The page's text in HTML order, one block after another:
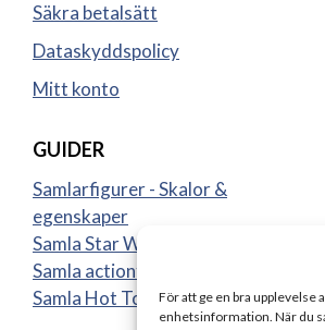
För att ge en bra upplevelse
enhetsinformation. När du
Säkra betalsätt
Dataskyddspolicy
Mitt konto
GUIDER
Samlarfigurer - Skalor &
egenskaper
Samla Star Wars figurer
Samla actionfigurer
Samla Hot Toys